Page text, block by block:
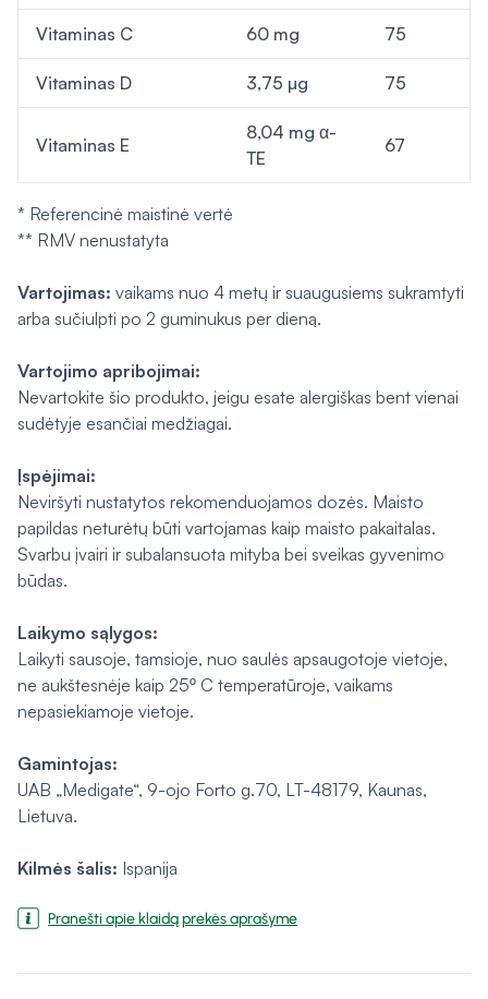
Vitaminas C 60 mg 75
Vitaminas D 3,75 µg 75
Vitaminas E
8,04 mg α-
TE
67
* Referencinė maistinė vertė
** RMV nenustatyta
Vartojimas: vaikams nuo 4 metų ir suaugusiems sukramtyti
arba sučiulpti po 2 guminukus per dieną.
Vartojimo apribojimai:
Nevartokite šio produkto, jeigu esate alergiškas bent vienai
sudėtyje esančiai medžiagai.
Įspėjimai:
Neviršyti nustatytos rekomenduojamos dozės. Maisto
papildas neturėtų būti vartojamas kaip maisto pakaitalas.
Svarbu įvairi ir subalansuota mityba bei sveikas gyvenimo
būdas.
Laikymo sąlygos:
Laikyti sausoje, tamsioje, nuo saulės apsaugotoje vietoje,
ne aukštesnėje kaip 25º C temperatūroje, vaikams
nepasiekiamoje vietoje.
Gamintojas:
UAB „Medigate“, 9-ojo Forto g.70, LT-48179, Kaunas,
Lietuva.
Kilmės šalis: Ispanija
Pranešti apie klaidą prekės aprašyme